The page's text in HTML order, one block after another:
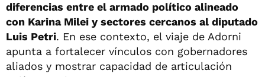
diferencias entre el armado político alineado
con Karina Milei y sectores cercanos al diputado
Luis Petri. En ese contexto, el viaje de Adorni
apunta a fortalecer vínculos con gobernadores
aliados y mostrar capacidad de articulación